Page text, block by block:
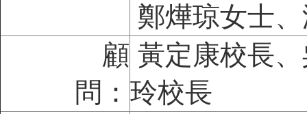
鄭燁琼女士
顧
問 ：
黃定康校長、
玲校長